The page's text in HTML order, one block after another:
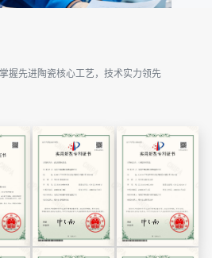
握先进陶瓷核心工艺，技术实力领先